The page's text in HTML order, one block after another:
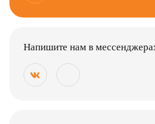
Напишите нам в